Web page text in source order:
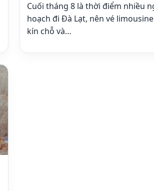
Cuối tháng 8 là thời điểm nhiều
hoạch đi Đà Lạt, nên vé
kín chỗ và…